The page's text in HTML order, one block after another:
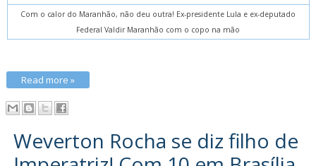
Com o calor do Maranhão, não deu outra! Ex-presidente Lula e ex-deputado
Federal Valdir Maranhão com o copo na mão
Read more »
Weverton Rocha se diz filho de